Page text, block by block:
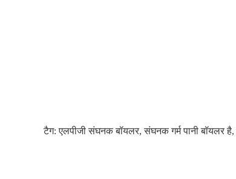
टैग:एलपीजी संघनक बॉयलर, संघनक गर्म पानी बॉयलर है,